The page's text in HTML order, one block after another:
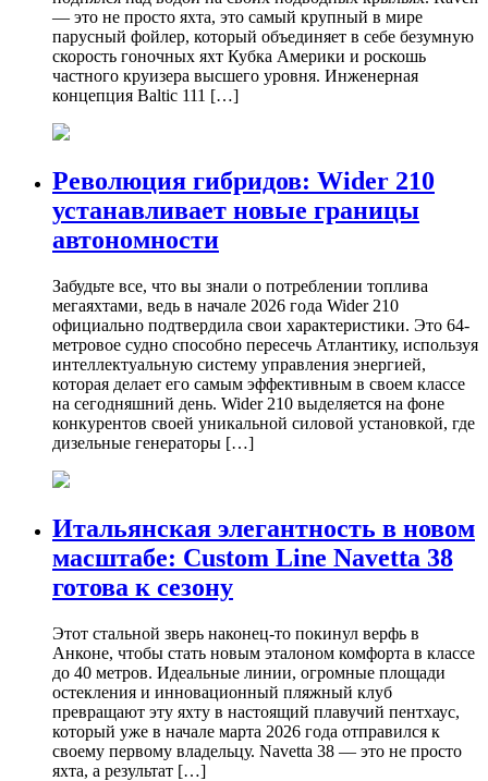
— это не просто яхта, это самый крупный в мире
парусный фойлер, который объединяет в себе безумную
скорость гоночных яхт Кубка Америки и роскошь
частного круизера высшего уровня. Инженерная
концепция Baltic 111 […]
Революция гибридов: Wider 210
устанавливает новые границы
автономности
Забудьте все, что вы знали о потреблении топлива
мегаяхтами, ведь в начале 2026 года Wider 210
официально подтвердила свои характеристики. Это 64-
метровое судно способно пересечь Атлантику, используя
интеллектуальную систему управления энергией,
которая делает его самым эффективным в своем классе
на сегодняшний день. Wider 210 выделяется на фоне
конкурентов своей уникальной силовой установкой, где
дизельные генераторы […]
Итальянская элегантность в новом
масштабе: Custom Line Navetta 38
готова к сезону
Этот стальной зверь наконец-то покинул верфь в
Анконе, чтобы стать новым эталоном комфорта в классе
до 40 метров. Идеальные линии, огромные площади
остекления и инновационный пляжный клуб
превращают эту яхту в настоящий плавучий пентхаус,
который уже в начале марта 2026 года отправился к
своему первому владельцу. Navetta 38 — это не просто
яхта, а результат […]